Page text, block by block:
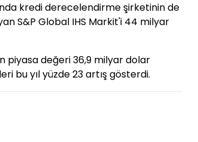
kredi derecelendirme şirketinin de
S&P Global IHS Markit'i 44 milyar
piyasa değeri 36,9 milyar dolar
bu yıl yüzde 23 artış gösterdi.